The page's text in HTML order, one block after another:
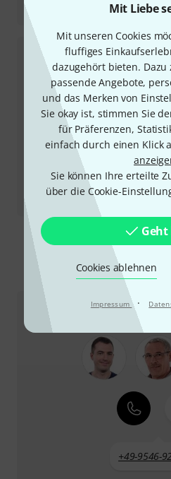
Mit Liebe
Mit unseren Cookies
fluffiges
dazugehört bieten. Dazu
passende Angebote,
und das Merken von
Sie okay ist, stimmen Sie
für Präferenzen,
einfach durch einen Klick
Sie können Ihre erteilte
über die Cookie-
Cookies ablehnen
Impressum ·
Tama Stewart Copeland 14“ x
Testbericht
PDP Concept 14“ x 8“
So
+49-9546-